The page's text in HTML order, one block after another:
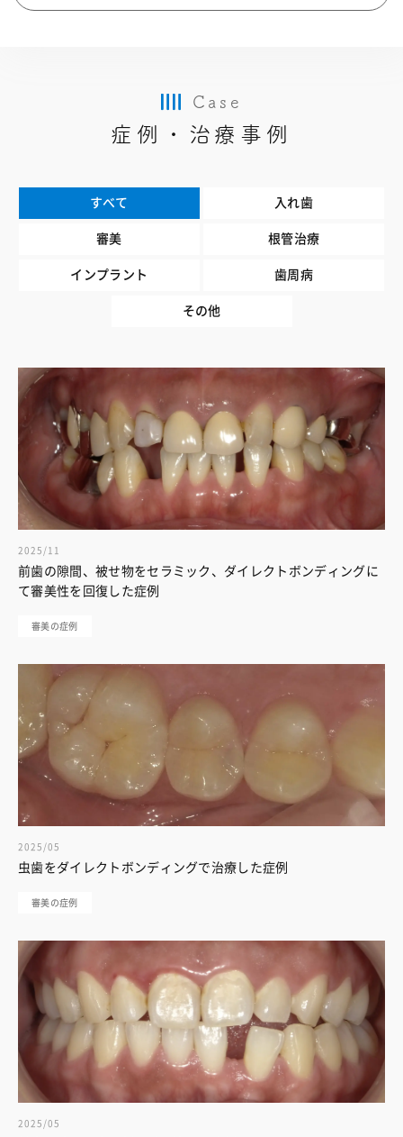
Case
症例・治療事例
すべて 入れ歯
審美 根管治療
インプラント 歯周病
その他
2025/11
前歯の隙間、被せ物をセラミック、ダイレクトボンディングに
て審美性を回復した症例
審美の症例
2025/05
虫歯をダイレクトボンディングで治療した症例
審美の症例
2025/05